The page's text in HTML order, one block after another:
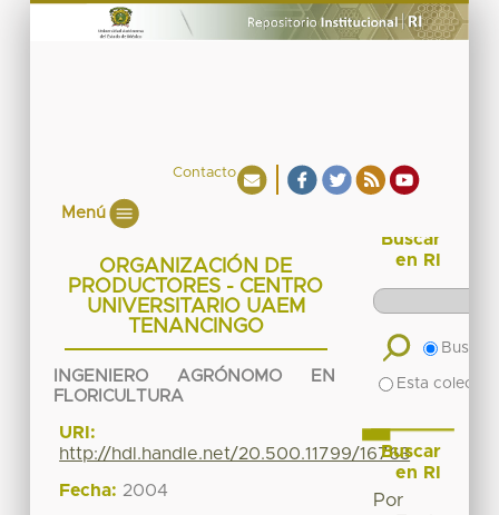
Contacto
Menú
ORGANIZACIÓN DE
PRODUCTORES - CENTRO
UNIVERSITARIO UAEM
TENANCINGO
INGENIERO AGRÓNOMO EN
FLORICULTURA
URI:
http://hdl.handle.net/20.500.11799/16763
Fecha: 2004
Buscar
en RI
Buscar
Esta
Buscar
en RI
Por